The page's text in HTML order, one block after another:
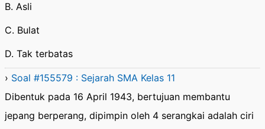
B. Asli
C. Bulat
D. Tak terbatas
› Soal #155579 : Sejarah SMA Kelas 11
Dibentuk pada 16 April 1943, bertujuan membantu
jepang berperang, dipimpin oleh 4 serangkai adalah ciri